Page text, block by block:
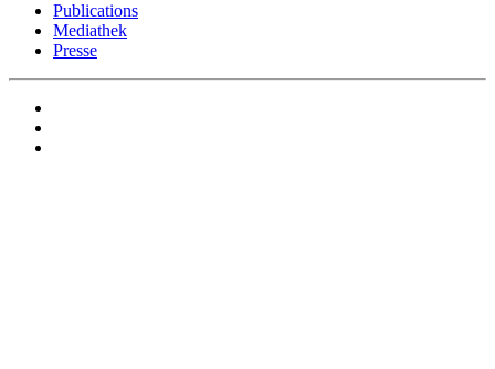
Publications
Mediathek
Presse